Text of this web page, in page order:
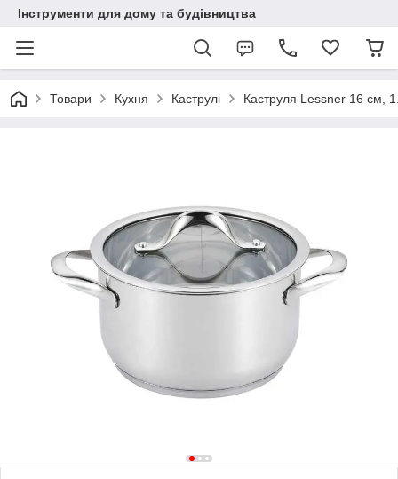
Інструменти для дому та будівництва
Товари Кухня Каструлі Каструля Lessner 16 см,